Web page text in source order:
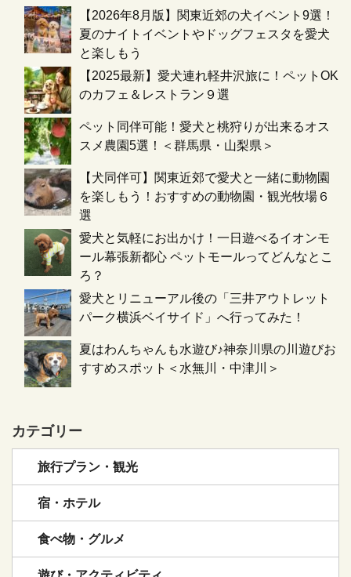
【2026年8月版】関東近郊の犬イベント9選！
夏のナイトイベントやドッグフェスタを愛犬
と楽しもう
【2025最新】愛犬連れ軽井沢旅に！ペットOK
のカフェ＆レストラン９選
ペット同伴可能！愛犬と桃狩りが出来るオス
スメ農園5選！＜群馬県・山梨県＞
【犬同伴可】関東近郊で愛犬と一緒に動物園
を楽しもう！おすすめの動物園・観光牧場６
選
愛犬と気軽にお出かけ！一日遊べるイオンモ
ール幕張新都心 ペットモールってどんなとこ
ろ？
愛犬とリニューアル後の「三井アウトレット
パーク横浜ベイサイド」へ行ってみた！
夏はわんちゃんも水遊び♪神奈川県の川遊びお
すすめスポット＜水無川・中津川＞
カテゴリー
旅行プラン・観光
宿・ホテル
食べ物・グルメ